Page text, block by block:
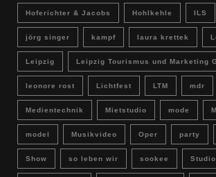
Hoferichter & Jacobs Hohlkehle ILS
jörg singer kampf laura krettek
Leipzig Leipzig Tourismus und Marketing
leonore rost Lichtfest LTM mdr
Medientechnik Mietstudio mode
model Musikvideo Oper party
Show so leben wir sookee Studio